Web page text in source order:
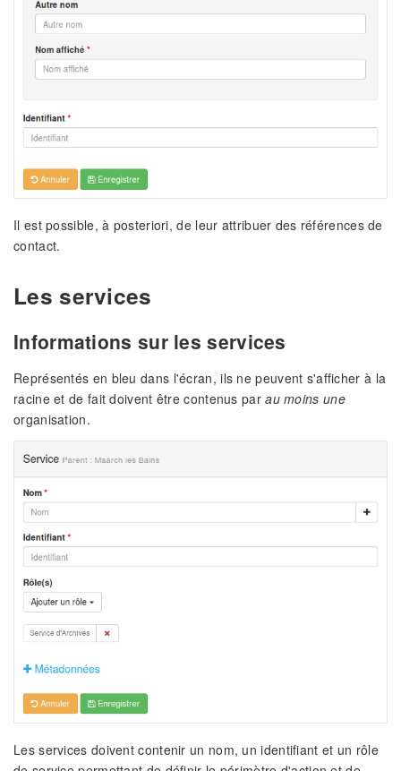
Il est possible, à posteriori, de leur attribuer des références de
contact.
Les services
Informations sur les services
Représentés en bleu dans l'écran, ils ne peuvent s'afficher à la
racine et de fait doivent être contenus parau moins une
organisation.
Les services doivent contenir un nom, un identifiant et un rôle